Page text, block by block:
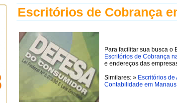
Escritórios de Cobrança
Para facilitar sua busca o
Escritórios de Cobrança
e endereços das
Similares: » Escritórios de
Contabilidade em Manaus